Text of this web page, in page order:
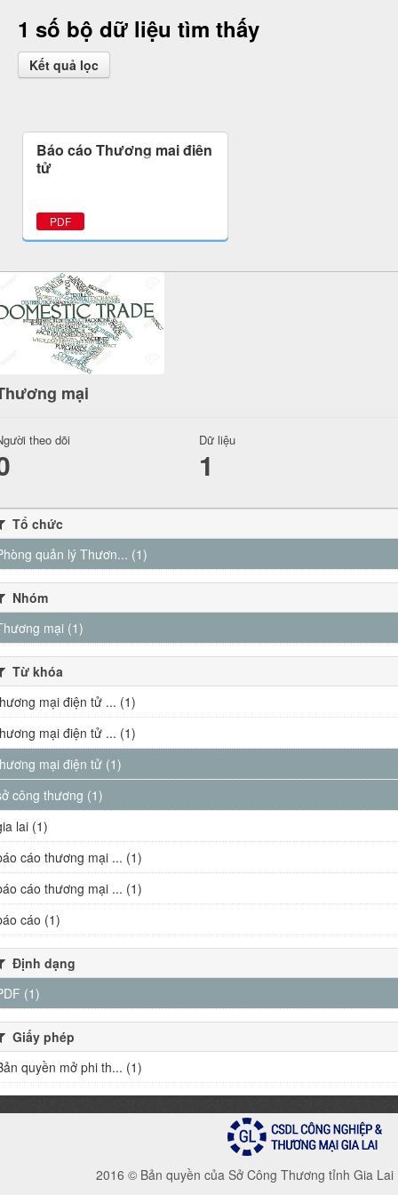
1 số bộ dữ liệu tìm thấy
Kết quả lọc
Báo cáo Thương mại điện
tử
PDF
mại
theo dõi Dữ liệu
1
Tổ chức
quản lý Thươn... (1)
Nhóm
mại (1)
Từ khóa
mại điện tử ... (1)
mại điện tử ... (1)
mại điện tử (1)
công thương (1)
lai (1)
cáo thương mại ... (1)
cáo thương mại ... (1)
cáo (1)
Định dạng
(1)
Giấy phép
quyền mở phi th... (1)
2016 © Bản quyền của Sở Công Thương tỉnh Gia Lai